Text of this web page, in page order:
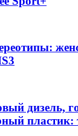
дизель,
пластик: